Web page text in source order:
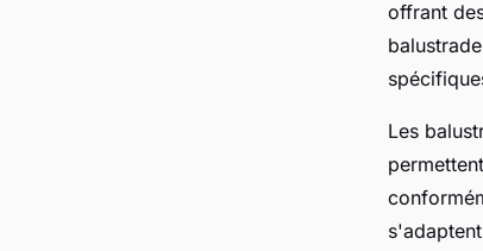
offrant
Les